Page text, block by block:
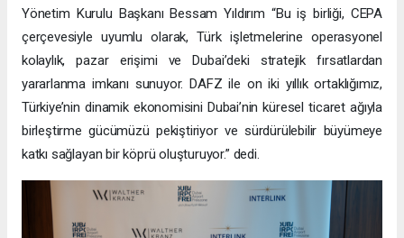
Yönetim Kurulu Başkanı Bessam Yıldırım “Bu iş birliği, CEPA
çerçevesiyle uyumlu olarak, Türk işletmelerine operasyonel
kolaylık, pazar erişimi ve Dubai’deki stratejik fırsatlardan
yararlanma imkanı sunuyor. DAFZ ile on iki yıllık ortaklığımız,
Türkiye’nin dinamik ekonomisini Dubai’nin küresel ticaret ağıyla
birleştirme gücümüzü pekiştiriyor ve sürdürülebilir büyümeye
katkı sağlayan bir köprü oluşturuyor.” dedi.